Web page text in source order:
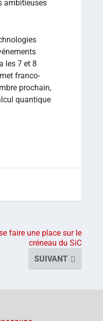
ambitieuses
les 7 et 8
franco-
prochain,
quantique
faire une place sur le
créneau du SiC
SUIVANT